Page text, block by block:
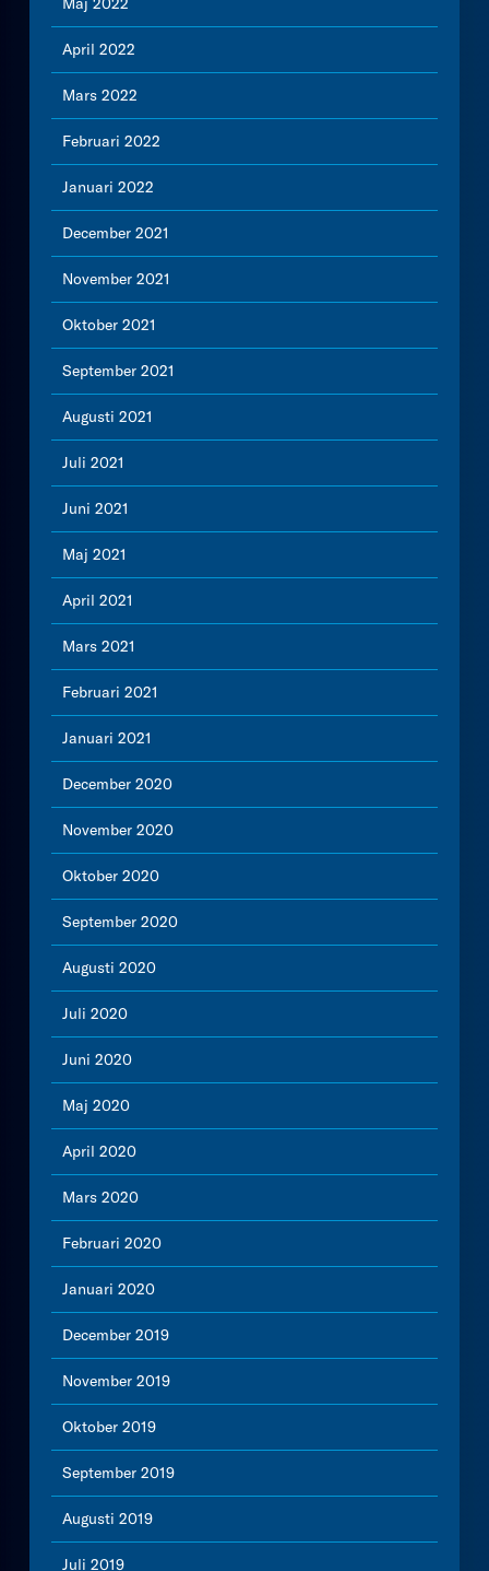
April 2022
Mars 2022
Februari 2022
Januari 2022
December 2021
November 2021
Oktober 2021
September 2021
Augusti 2021
Juli 2021
Juni 2021
Maj 2021
April 2021
Mars 2021
Februari 2021
Januari 2021
December 2020
November 2020
Oktober 2020
September 2020
Augusti 2020
Juli 2020
Juni 2020
Maj 2020
April 2020
Mars 2020
Februari 2020
Januari 2020
December 2019
November 2019
Oktober 2019
September 2019
Augusti 2019
Juli 2019